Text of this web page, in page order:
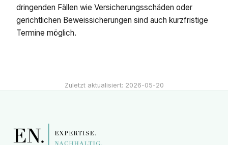
dringenden Fällen wie Versicherungsschäden oder
gerichtlichen Beweissicherungen sind auch kurzfristige
Termine möglich.
Zuletzt aktualisiert: 2026-05-20